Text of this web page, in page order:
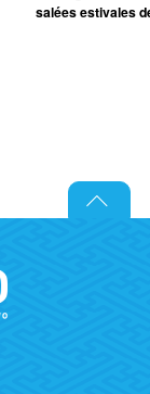
salées estivales